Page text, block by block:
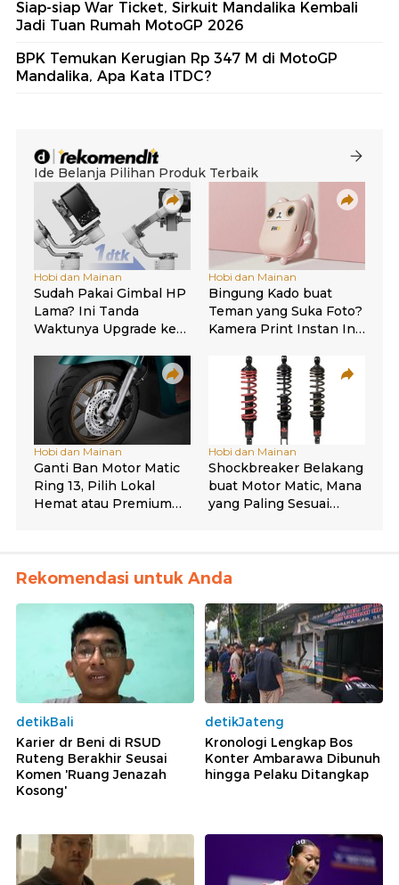
Siap-siap War Ticket, Sirkuit Mandalika Kembali
Jadi Tuan Rumah MotoGP 2026
BPK Temukan Kerugian Rp 347 M di MotoGP
Mandalika, Apa Kata ITDC?
Rekomendasi untuk Anda
detikBali
Karier dr Beni di RSUD
Ruteng Berakhir Seusai
Komen 'Ruang Jenazah
Kosong'
detikJateng
Kronologi Lengkap Bos
Konter Ambarawa Dibunuh
hingga Pelaku Ditangkap